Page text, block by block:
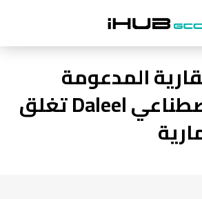
المدعومة
بالذكاء الاصطناعي Daleel تغلق